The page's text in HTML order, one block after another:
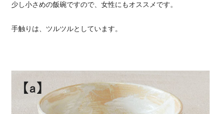
少し小さめの飯碗ですので、女性にもオススメです。
手触りは、ツルツルとしています。